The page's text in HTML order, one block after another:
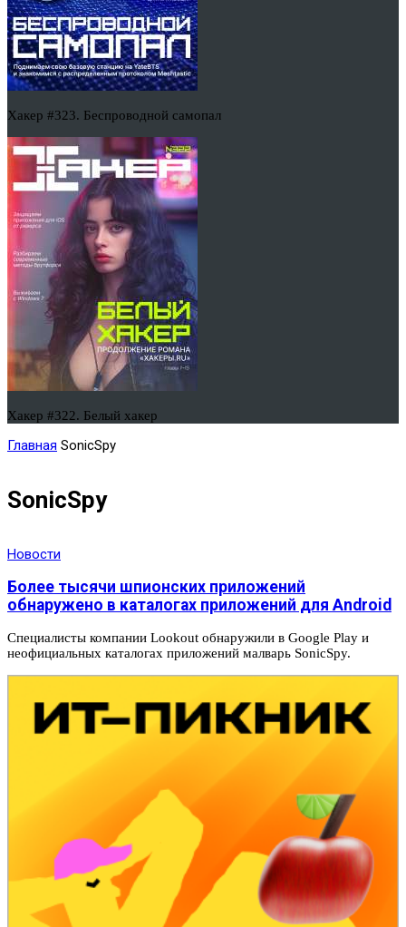
Хакер #323. Беспроводной самопал
Хакер #322. Белый хакер
Главная SonicSpy
SonicSpy
Новости
Более тысячи шпионских приложений
обнаружено в каталогах приложений для Android
Специалисты компании Lookout обнаружили в Google Play и
неофициальных каталогах приложений малварь SonicSpy.